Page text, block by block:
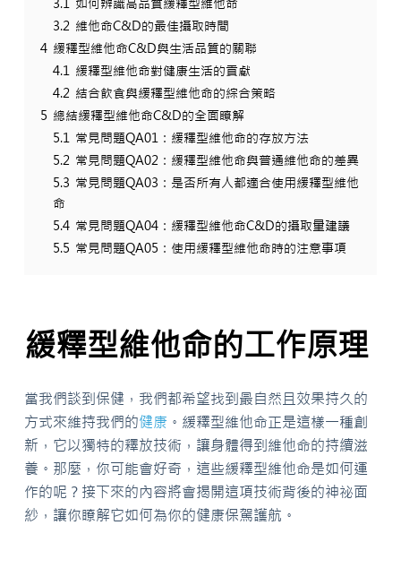
3.2 維他命C&D的最佳攝取時間
4 緩釋型維他命C&D與生活品質的關聯
4.1 緩釋型維他命對健康生活的貢獻
4.2 結合飲食與緩釋型維他命的綜合策略
5 總結緩釋型維他命C&D的全面瞭解
5.1 常見問題QA01：緩釋型維他命的存放方法
5.2 常見問題QA02：緩釋型維他命與普通維他命的差異
5.3 常見問題QA03：是否所有人都適合使用緩釋型維他
命
5.4 常見問題QA04：緩釋型維他命C&D的攝取量建議
5.5 常見問題QA05：使用緩釋型維他命時的注意事項
緩釋型維他命的工作原理
當我們談到保健，我們都希望找到最自然且效果持久的
方式來維持我們的健康 。緩釋型維他命正是這樣一種創
新，它以獨特的釋放技術，讓身體得到維他命的持續滋
養。那麼，你可能會好奇，這些緩釋型維他命是如何運
作的呢？接下來的內容將會揭開這項技術背後的神祕面
紗，讓你瞭解它如何為你的健康保駕護航。